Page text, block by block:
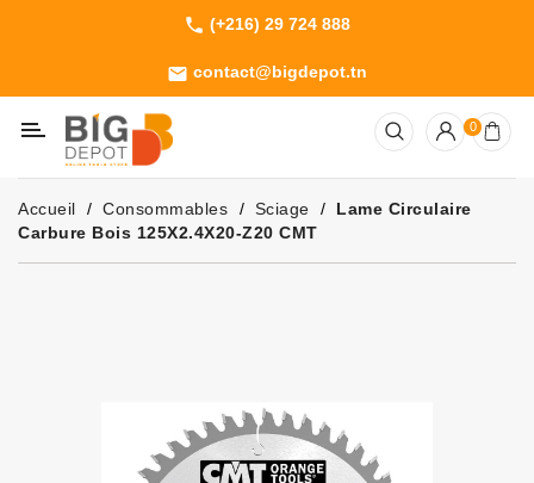
phone (+216) 29 724 888
email contact@bigdepot.tn
Machines
Outillage
Jardinage
Consommables
0
Accueil Consommables Sciage
Lame Circulaire
Carbure Bois 125X2.4X20-Z20 CMT